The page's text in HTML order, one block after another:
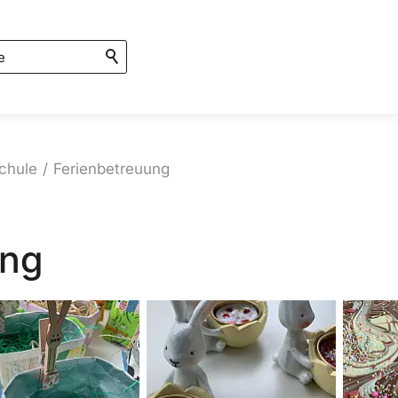
Ferienbetreuung